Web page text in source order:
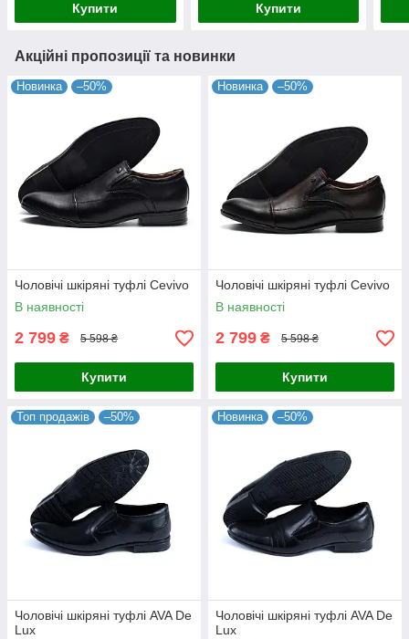
Купити Купити
Акційні пропозиції та новинки
Новинка –50%
Чоловічі шкіряні туфлі Cevivo
В наявності
2 799 ₴ 5 598 ₴
Купити
Новинка –50%
Чоловічі шкіряні туфлі Cevivo
В наявності
2 799 ₴ 5 598 ₴
Купити
Топ продажів –50%
Чоловічі шкіряні туфлі AVA De
Lux
Новинка –50%
Чоловічі шкіряні туфлі AVA De
Lux